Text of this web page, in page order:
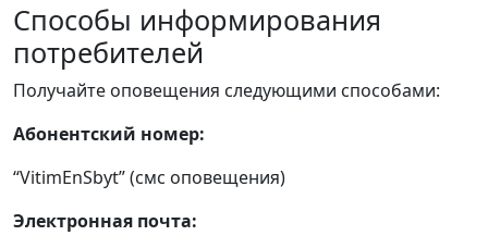
Способы информирования
потребителей
Получайте оповещения следующими способами:
Абонентский номер:
“VitimEnSbyt” (смс оповещения)
Электронная почта: